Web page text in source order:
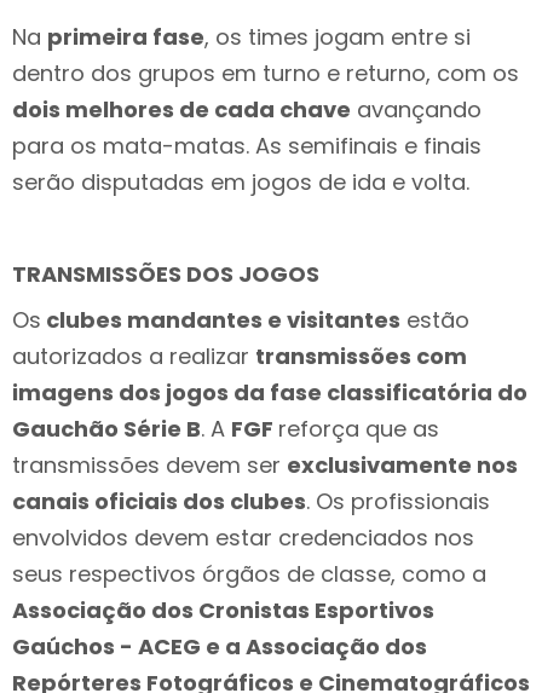
Na primeira fase, os times jogam entre si
dentro dos grupos em turno e returno, com os
dois melhores de cada chave avançando
para os mata-matas. As semifinais e finais
serão disputadas em jogos de ida e volta.
TRANSMISSÕES DOS JOGOS
Os clubes mandantes e visitantes estão
autorizados a realizar transmissões com
imagens dos jogos da fase classificatória do
Gauchão Série B. A FGF reforça que as
transmissões devem ser exclusivamente nos
canais oficiais dos clubes. Os profissionais
envolvidos devem estar credenciados nos
seus respectivos órgãos de classe, como a
Associação dos Cronistas Esportivos
Gaúchos - ACEG e a Associação dos
Repórteres Fotográficos e Cinematográficos